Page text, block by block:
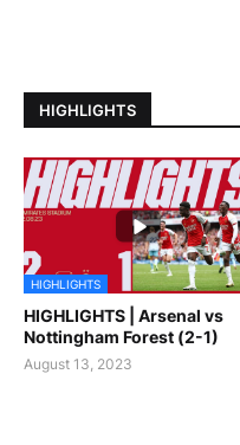
HIGHLIGHTS
HIGHLIGHTS
HIGHLIGHTS | Arsenal vs
Nottingham Forest (2-1)
August 13, 2023